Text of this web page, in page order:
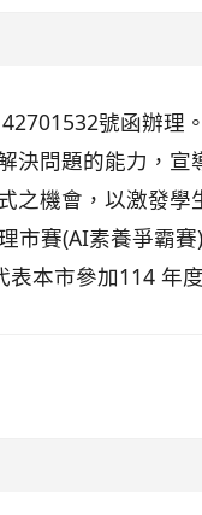
號函辦理
決問題的能力，
之機會，以激發
市賽(AI素養爭霸
本市參加114 年